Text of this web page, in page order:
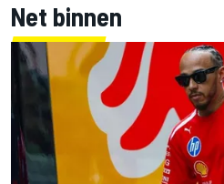
Net binnen